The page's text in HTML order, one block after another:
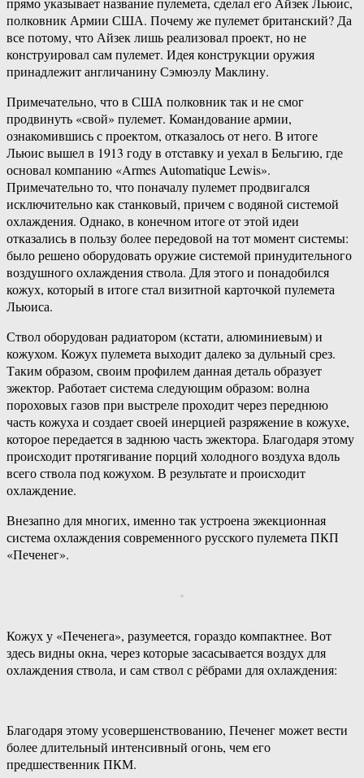
полковник Армии США. Почему же пулемет британский? Да
все потому, что Айзек лишь реализовал проект, но не
конструировал сам пулемет. Идея конструкции оружия
принадлежит англичанину Сэмюэлу Маклину.
Примечательно, что в США полковник так и не смог
продвинуть «свой» пулемет. Командование армии,
ознакомившись с проектом, отказалось от него. В итоге
Льюис вышел в 1913 году в отставку и уехал в Бельгию, где
основал компанию «Armes Automatique Lewis».
Примечательно то, что поначалу пулемет продвигался
исключительно как станковый, причем с водяной системой
охлаждения. Однако, в конечном итоге от этой идеи
отказались в пользу более передовой на тот момент системы:
было решено оборудовать оружие системой принудительного
воздушного охлаждения ствола. Для этого и понадобился
кожух, который в итоге стал визитной карточкой пулемета
Льюиса.
Ствол оборудован радиатором (кстати, алюминиевым) и
кожухом. Кожух пулемета выходит далеко за дульный срез.
Таким образом, своим профилем данная деталь образует
эжектор. Работает система следующим образом: волна
пороховых газов при выстреле проходит через переднюю
часть кожуха и создает своей инерцией разряжение в кожухе,
которое передается в заднюю часть эжектора. Благодаря этому
происходит протягивание порций холодного воздуха вдоль
всего ствола под кожухом. В результате и происходит
охлаждение.
Внезапно для многих, именно так устроена эжекционная
система охлаждения современного русского пулемета ПКП
«Печенег».
Кожух у «Печенега», разумеется, гораздо компактнее. Вот
здесь видны окна, через которые засасывается воздух для
охлаждения ствола, и сам ствол с рёбрами для охлаждения:
Благодаря этому усовершенствованию, Печенег может вести
более длительный интенсивный огонь, чем его
предшественник ПКМ.